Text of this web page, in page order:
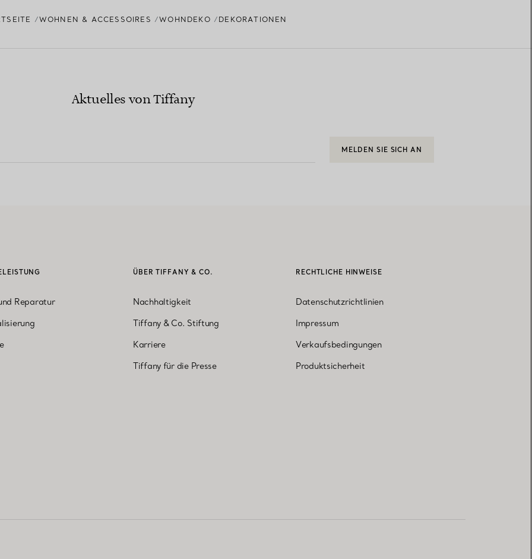
WOHNEN & ACCESSOIRES WOHNDEKO DEKORATIONEN
Aktuelles von Tiffany
MELDEN SIE SICH AN
Reparatur
ÜBER TIFFANY & CO.
Nachhaltigkeit
Tiffany & Co. Stiftung
Karriere
Tiffany für die Presse
RECHTLICHE HINWEISE
Datenschutzrichtlinien
Impressum
Verkaufsbedingungen
Produktsicherheit